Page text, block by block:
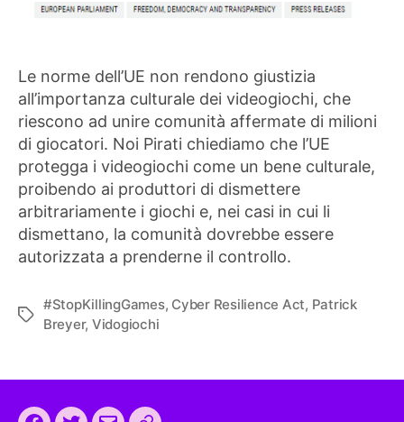
Le norme dell’UE non rendono giustizia
all’importanza culturale dei videogiochi, che
riescono ad unire comunità affermate di milioni
di giocatori. Noi Pirati chiediamo che l’UE
protegga i videogiochi come un bene culturale,
proibendo ai produttori di dismettere
arbitrariamente i giochi e, nei casi in cui li
dismettano, la comunità dovrebbe essere
autorizzata a prenderne il controllo.
Tag
#StopKillingGames, Cyber Resilience Act, Patrick
Breyer, Vidogiochi